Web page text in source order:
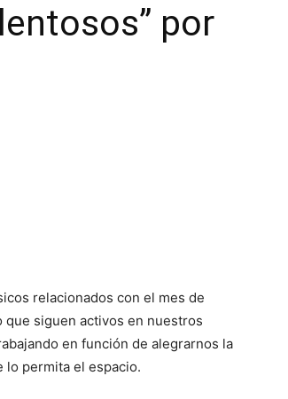
por
relacionados con el mes de
que siguen activos en nuestros
en función de alegrarnos la
lo permita el espacio.